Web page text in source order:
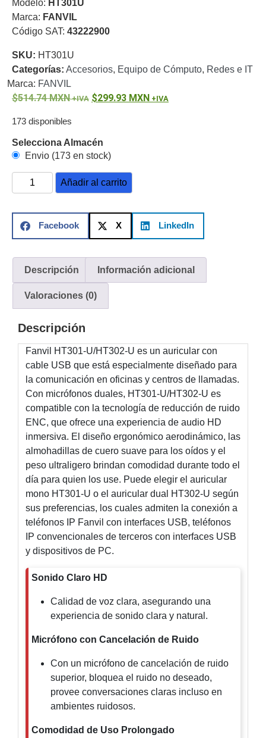
o
RefaccionesProbadores
VideoTransceptores
de Video
Cables y
Conectores
a
RCA
Audio
y
Coaxial y
ConectoresCables
CoaxialCategoría
5eFibra
Alimentación
y
ElectricidadRG59
Tipo
CaPTelefónico
/ DVI /
HDMI
Cámaras
IP y NVRs
Ambientes
Salinos
(Anticorrosión)AntiexplosiónBalaCodificadores
y
Decodificadores
de
VideoCuboDomo
/ Eyeball /
TurretFisheye
y
HemisféricasLente
MotorizadoNVRs
Video
-
CajaPTZTérmicasWiFi
/ 4G /
Cámaras
HD
TurboHD
/ AHD /
Ambientes
Modelo: HT301U
Marca: FANVIL
Código SAT: 43222900
SKU: HT301U
Categorías: Accesorios, Equipo de Cómputo, Redes e IT
Marca: FANVIL
514.74MXN 299.93 MXN
173 disponibles
Selecciona Almacén
Envio (173 en stock)
Añadir al carrito
Facebook X LinkedIn
Descripción Información adicional
Valoraciones (0)
Descripción
Fanvil HT301-U/HT302-U es un auricular con
cable USB que está especialmente diseñado para
la comunicación en oficinas y centros de llamadas.
Con micrófonos duales, HT301-U/HT302-U es
compatible con la tecnología de reducción de ruido
ENC, que ofrece una experiencia de audio HD
inmersiva. El diseño ergonómico aerodinámico, las
almohadillas de cuero suave para los oídos y el
peso ultraligero brindan comodidad durante todo el
día para quien los use. Puede elegir el auricular
mono HT301-U o el auricular dual HT302-U según
sus preferencias, los cuales admiten la conexión a
teléfonos IP Fanvil con interfaces USB, teléfonos
IP convencionales de terceros con interfaces USB
y dispositivos de PC.
Sonido Claro HD
Calidad de voz clara, asegurando una
experiencia de sonido clara y natural.
Micrófono con Cancelación de Ruido
Con un micrófono de cancelación de ruido
superior, bloquea el ruido no deseado,
provee conversaciones claras incluso en
ambientes ruidosos.
Comodidad de Uso Prolongado